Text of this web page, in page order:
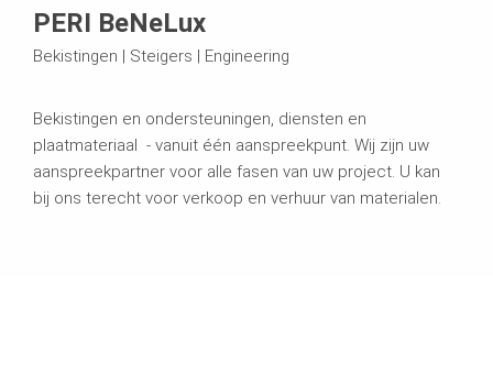
PERI BeNeLux
Bekistingen | Steigers | Engineering
Bekistingen en ondersteuningen, diensten en
plaatmateriaal - vanuit één aanspreekpunt. Wij zijn uw
aanspreekpartner voor alle fasen van uw project. U kan
bij ons terecht voor verkoop en verhuur van materialen.